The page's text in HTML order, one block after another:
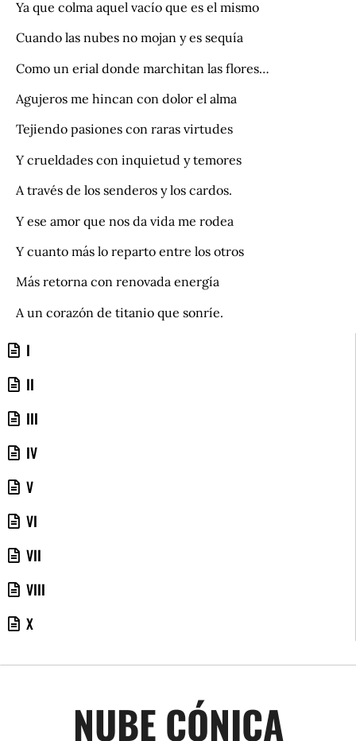
I
II
III
IV
V
VI
VII
VIII
X
Ya que colma aquel vacío que es el mismo
Cuando las nubes no mojan y es sequía
Como un erial donde marchitan las flores…
Agujeros me hincan con dolor el alma
Tejiendo pasiones con raras virtudes
Y crueldades con inquietud y temores
A través de los senderos y los cardos.
Y ese amor que nos da vida me rodea
Y cuanto más lo reparto entre los otros
Más retorna con renovada energía
A un corazón de titanio que sonríe.
NUBE CÓNICA